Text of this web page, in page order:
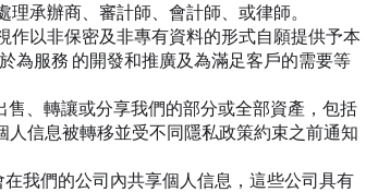
承辦商、審計師、會計師、或律師。
作以非保密及非專有資料的形式自願提供予本
為服務 的開發和推廣及為滿足客戶的需要等
、轉讓或分享我們的部分或全部資產，包括
信息被轉移並受不同隱私政策約束之前通知
我們的公司內共享個人信息，這些公司具有